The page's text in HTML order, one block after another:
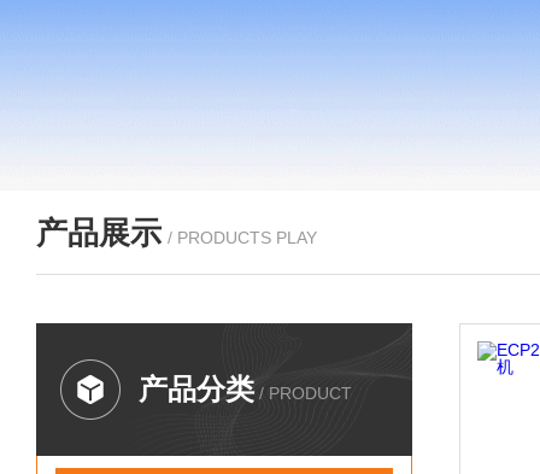
产品展示 / PRODUCTS PLAY
产品分类 / PRODUCT